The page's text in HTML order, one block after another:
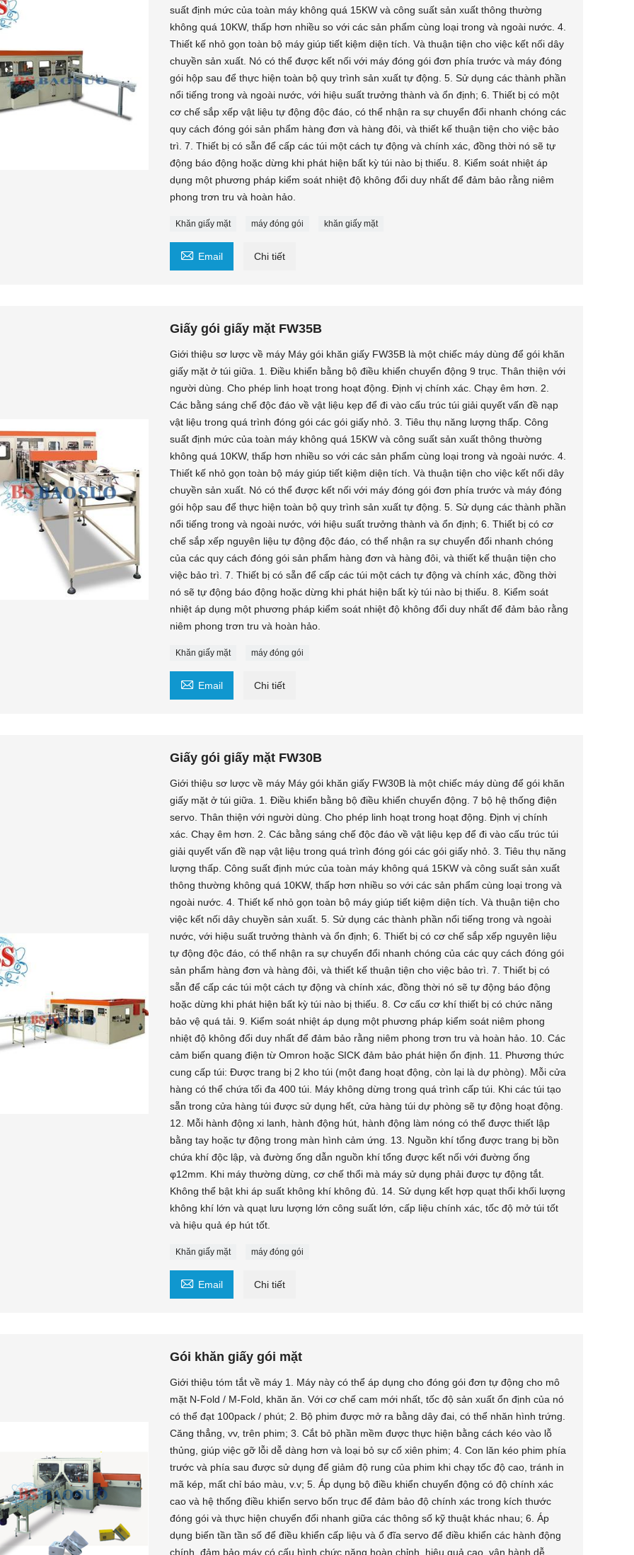
suất định mức của toàn máy không quá 15KW và công suất sản xuất thông thường
không quá 10KW, thấp hơn nhiều so với các sản phẩm cùng loại trong và ngoài nước. 4.
Thiết kế nhỏ gọn toàn bộ máy giúp tiết kiệm diện tích. Và thuận tiện cho việc kết nối dây
chuyền sản xuất. Nó có thể được kết nối với máy đóng gói đơn phía trước và máy đóng
gói hộp sau để thực hiện toàn bộ quy trình sản xuất tự động. 5. Sử dụng các thành phần
nổi tiếng trong và ngoài nước, với hiệu suất trưởng thành và ổn định; 6. Thiết bị có một
cơ chế sắp xếp vật liệu tự động độc đáo, có thể nhận ra sự chuyển đổi nhanh chóng các
quy cách đóng gói sản phẩm hàng đơn và hàng đôi, và thiết kế thuận tiện cho việc bảo
trì. 7. Thiết bị có sẵn để cấp các túi một cách tự động và chính xác, đồng thời nó sẽ tự
động báo động hoặc dừng khi phát hiện bất kỳ túi nào bị thiếu. 8. Kiểm soát nhiệt áp
dụng một phương pháp kiểm soát nhiệt độ không đổi duy nhất để đảm bảo rằng niêm
phong trơn tru và hoàn hảo.
Khăn giấy mặt máy đóng gói khăn giấy mặt
 Email Chi tiết
Giấy gói giấy mặt FW35B
Giới thiệu sơ lược về máy Máy gói khăn giấy FW35B là một chiếc máy dùng để gói khăn
giấy mặt ở túi giữa. 1. Điều khiển bằng bộ điều khiển chuyển động 9 trục. Thân thiện với
người dùng. Cho phép linh hoạt trong hoạt động. Định vị chính xác. Chạy êm hơn. 2.
Các bằng sáng chế độc đáo về vật liệu kẹp để đi vào cấu trúc túi giải quyết vấn đề nạp
vật liệu trong quá trình đóng gói các gói giấy nhỏ. 3. Tiêu thụ năng lượng thấp. Công
suất định mức của toàn máy không quá 15KW và công suất sản xuất thông thường
không quá 10KW, thấp hơn nhiều so với các sản phẩm cùng loại trong và ngoài nước. 4.
Thiết kế nhỏ gọn toàn bộ máy giúp tiết kiệm diện tích. Và thuận tiện cho việc kết nối dây
chuyền sản xuất. Nó có thể được kết nối với máy đóng gói đơn phía trước và máy đóng
gói hộp sau để thực hiện toàn bộ quy trình sản xuất tự động. 5. Sử dụng các thành phần
nổi tiếng trong và ngoài nước, với hiệu suất trưởng thành và ổn định; 6. Thiết bị có cơ
chế sắp xếp nguyên liệu tự động độc đáo, có thể nhận ra sự chuyển đổi nhanh chóng
của các quy cách đóng gói sản phẩm hàng đơn và hàng đôi, và thiết kế thuận tiện cho
việc bảo trì. 7. Thiết bị có sẵn để cấp các túi một cách tự động và chính xác, đồng thời
nó sẽ tự động báo động hoặc dừng khi phát hiện bất kỳ túi nào bị thiếu. 8. Kiểm soát
nhiệt áp dụng một phương pháp kiểm soát nhiệt độ không đổi duy nhất để đảm bảo rằng
niêm phong trơn tru và hoàn hảo.
Khăn giấy mặt máy đóng gói
 Email Chi tiết
Giấy gói giấy mặt FW30B
Giới thiệu sơ lược về máy Máy gói khăn giấy FW30B là một chiếc máy dùng để gói khăn
giấy mặt ở túi giữa. 1. Điều khiển bằng bộ điều khiển chuyển động. 7 bộ hệ thống điện
servo. Thân thiện với người dùng. Cho phép linh hoạt trong hoạt động. Định vị chính
xác. Chạy êm hơn. 2. Các bằng sáng chế độc đáo về vật liệu kẹp để đi vào cấu trúc túi
giải quyết vấn đề nạp vật liệu trong quá trình đóng gói các gói giấy nhỏ. 3. Tiêu thụ năng
lượng thấp. Công suất định mức của toàn máy không quá 15KW và công suất sản xuất
thông thường không quá 10KW, thấp hơn nhiều so với các sản phẩm cùng loại trong và
ngoài nước. 4. Thiết kế nhỏ gọn toàn bộ máy giúp tiết kiệm diện tích. Và thuận tiện cho
việc kết nối dây chuyền sản xuất. 5. Sử dụng các thành phần nổi tiếng trong và ngoài
nước, với hiệu suất trưởng thành và ổn định; 6. Thiết bị có cơ chế sắp xếp nguyên liệu
tự động độc đáo, có thể nhận ra sự chuyển đổi nhanh chóng của các quy cách đóng gói
sản phẩm hàng đơn và hàng đôi, và thiết kế thuận tiện cho việc bảo trì. 7. Thiết bị có
sẵn để cấp các túi một cách tự động và chính xác, đồng thời nó sẽ tự động báo động
hoặc dừng khi phát hiện bất kỳ túi nào bị thiếu. 8. Cơ cấu cơ khí thiết bị có chức năng
bảo vệ quá tải. 9. Kiểm soát nhiệt áp dụng một phương pháp kiểm soát niêm phong
nhiệt độ không đổi duy nhất để đảm bảo rằng niêm phong trơn tru và hoàn hảo. 10. Các
cảm biến quang điện từ Omron hoặc SICK đảm bảo phát hiện ổn định. 11. Phương thức
cung cấp túi: Được trang bị 2 kho túi (một đang hoạt động, còn lại là dự phòng). Mỗi cửa
hàng có thể chứa tối đa 400 túi. Máy không dừng trong quá trình cấp túi. Khi các túi tạo
sẵn trong cửa hàng túi được sử dụng hết, cửa hàng túi dự phòng sẽ tự động hoạt động.
12. Mỗi hành động xi lanh, hành động hút, hành động làm nóng có thể được thiết lập
bằng tay hoặc tự động trong màn hình cảm ứng. 13. Nguồn khí tổng được trang bị bồn
chứa khí độc lập, và đường ống dẫn nguồn khí tổng được kết nối với đường ống
φ12mm. Khi máy thường dừng, cơ chế thổi mà máy sử dụng phải được tự động tắt.
Không thể bật khi áp suất không khí không đủ. 14. Sử dụng kết hợp quạt thổi khối lượng
không khí lớn và quạt lưu lượng lớn công suất lớn, cấp liệu chính xác, tốc độ mở túi tốt
và hiệu quả ép hút tốt.
Khăn giấy mặt máy đóng gói
 Email Chi tiết
Gói khăn giấy gói mặt
Giới thiệu tóm tắt về máy 1. Máy này có thể áp dụng cho đóng gói đơn tự động cho mô
mặt N-Fold / M-Fold, khăn ăn. Với cơ chế cam mới nhất, tốc độ sản xuất ổn định của nó
có thể đạt 100pack / phút; 2. Bộ phim được mở ra bằng dây đai, có thể nhăn hình trứng.
Căng thẳng, vv, trên phim; 3. Cắt bỏ phần mềm được thực hiện bằng cách kéo vào lỗ
thủng, giúp việc gỡ lỗi dễ dàng hơn và loại bỏ sự cố xiên phim; 4. Con lăn kéo phim phía
trước và phía sau được sử dụng để giảm độ rung của phim khi chạy tốc độ cao, tránh in
mã kép, mất chỉ báo màu, v.v; 5. Áp dụng bộ điều khiển chuyển động có độ chính xác
cao và hệ thống điều khiển servo bốn trục để đảm bảo độ chính xác trong kích thước
đóng gói và thực hiện chuyển đổi nhanh giữa các thông số kỹ thuật khác nhau; 6. Áp
dụng biến tần tần số để điều khiển cấp liệu và ổ đĩa servo để điều khiển các hành động
chính, đảm bảo máy có cấu hình chức năng hoàn chỉnh, hiệu quả cao, vận hành dễ